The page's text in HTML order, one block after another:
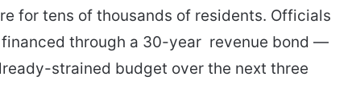
for tens of thousands of residents. Officials
through a 30-year revenue bond —
strained budget over the next three